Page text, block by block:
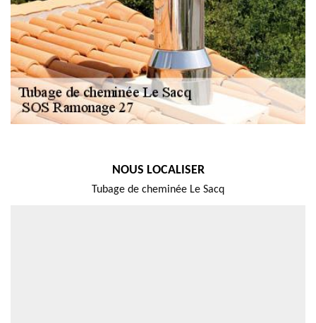
NOUS LOCALISER
Tubage de cheminée Le Sacq